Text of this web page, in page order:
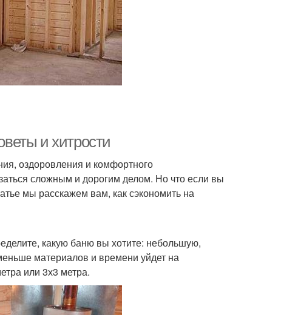
и хитрости
оздоровления и комфортного
сложным и дорогим делом. Но что если вы
мы расскажем вам, как сэкономить на
какую баню вы хотите: небольшую,
материалов и времени уйдет на
или 3х3 метра.